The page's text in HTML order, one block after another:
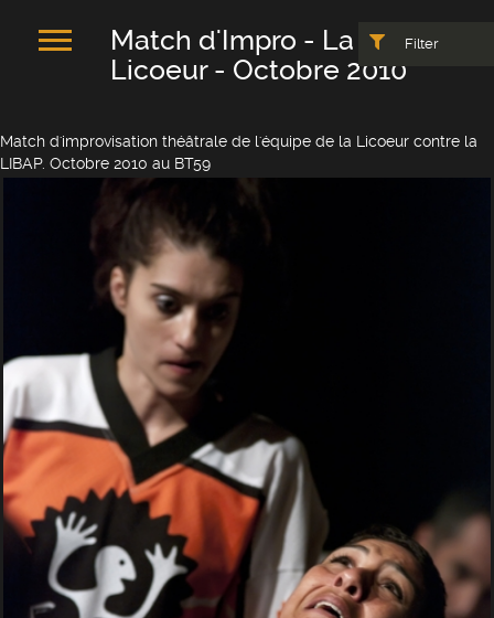
Match d'Impro - La
Licoeur - Octobre 2010
Filter
Match d'improvisation théâtrale de l'équipe de la Licoeur contre la
LIBAP. Octobre 2010 au BT59